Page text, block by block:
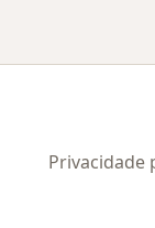
Privacidade